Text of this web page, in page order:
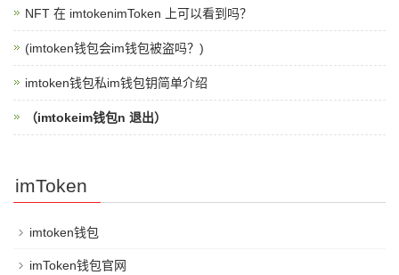
NFT 在 imtokenimToken 上可以看到吗？
(imtoken钱包会im钱包被盗吗？)
imtoken钱包私im钱包钥简单介绍
（imtokeim钱包n 退出）
imToken
imtoken钱包
imToken钱包官网